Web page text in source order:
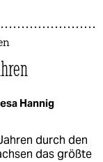
Hannig
durch den
das größte